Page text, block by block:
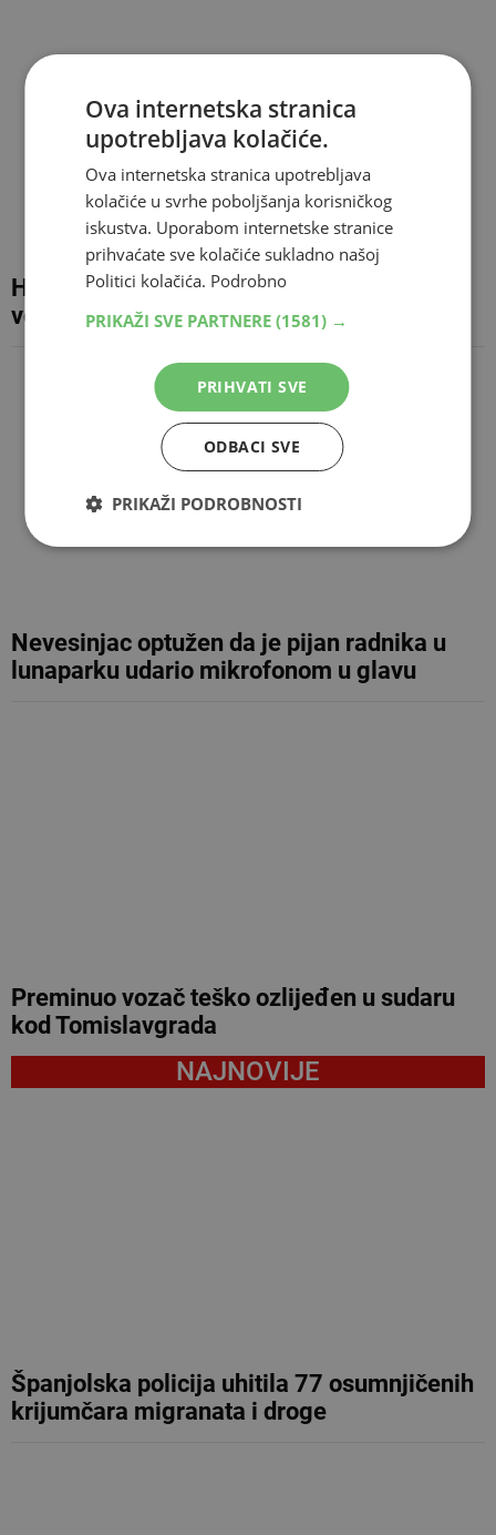
HBŽ uvodi kazne do 5.000 KM za objesnu
vožnju, moguće i trajno oduzimanje vozila
Nevesinjac optužen da je pijan radnika u
lunaparku udario mikrofonom u glavu
Preminuo vozač teško ozlijeđen u sudaru
kod Tomislavgrada
NAJNOVIJE
Španjolska policija uhitila 77 osumnjičenih
krijumčara migranata i droge
Ova internetska stranica
upotrebljava kolačiće.
Ova internetska stranica upotrebljava
kolačiće u svrhe poboljšanja korisničkog
iskustva. Uporabom internetske stranice
prihvaćate sve kolačiće sukladno našoj
Politici kolačića. Podrobno
PRIKAŽI SVE PARTNERE (1581) →
PRIHVATI SVE
ODBACI SVE
PRIKAŽI PODROBNOSTI